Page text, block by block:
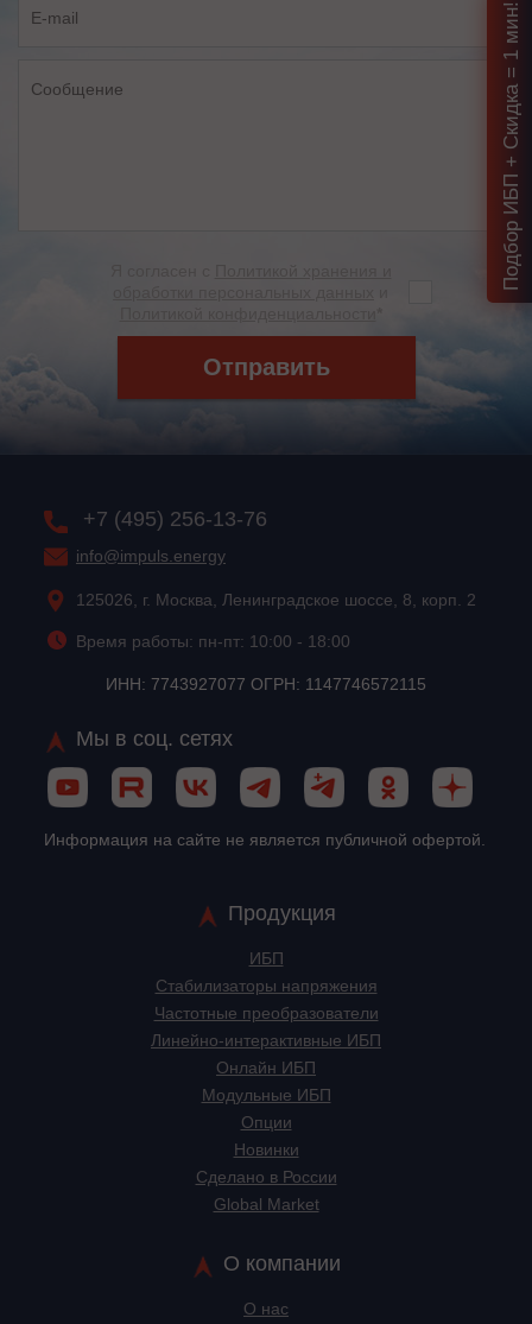
Отправить
+7 (495) 256-13-76
info@impuls.energy
125026, г. Москва, Ленинградское шоссе, 8, корп. 2
Время работы: пн-пт: 10:00 - 18:00
ИНН: 7743927077 ОГРН: 1147746572115
Мы в соц. сетях
Информация на сайте не является публичной офертой.
Продукция
ИБП
Стабилизаторы напряжения
Частотные преобразователи
Линейно-интерактивные ИБП
Онлайн ИБП
Модульные ИБП
Опции
Новинки
Сделано в России
Global Market
О компании
О нас
Подбор ИБП + Скидка = 1 мин!